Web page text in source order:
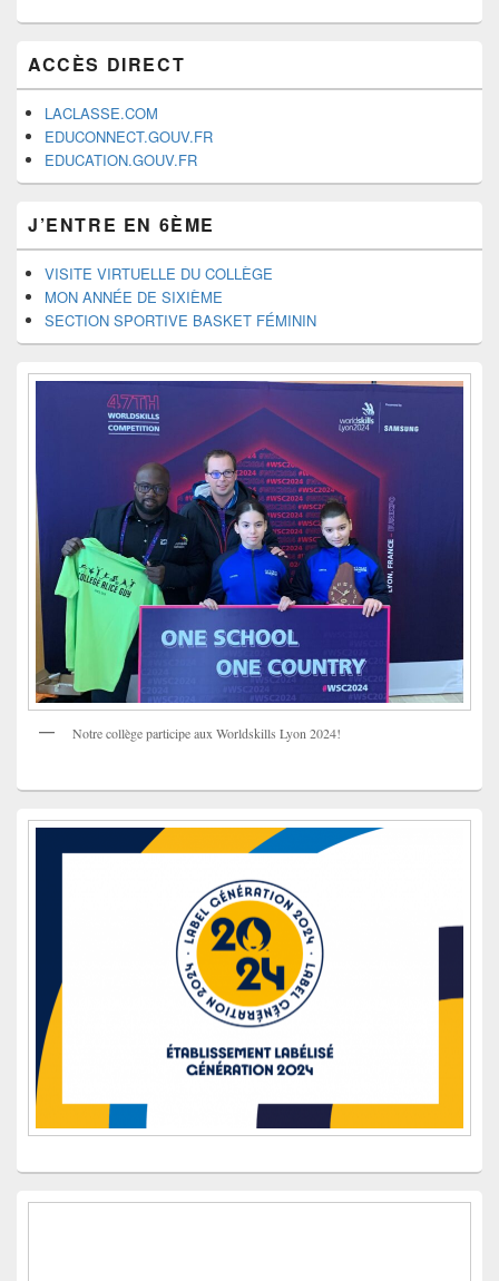
ACCÈS DIRECT
LACLASSE.COM
EDUCONNECT.GOUV.FR
EDUCATION.GOUV.FR
J’ENTRE EN 6ÈME
VISITE VIRTUELLE DU COLLÈGE
MON ANNÉE DE SIXIÈME
SECTION SPORTIVE BASKET FÉMININ
Notre collège participe aux Worldskills Lyon 2024!